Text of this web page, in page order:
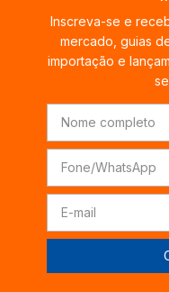
Inscreva-se e
mercado, guias
importação e